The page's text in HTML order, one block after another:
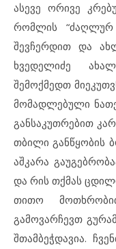
ასევე ორივე
რომლის “ძაღლურ
შევჩერდით და
ხვედელიძე
შემოქმედთ
მომადლებული
განსაკუთრებით
თბილი განწყობის
აშკარა
და რის თქმას
თითო
გამოვარჩევთ
შთამბეჭდავია.